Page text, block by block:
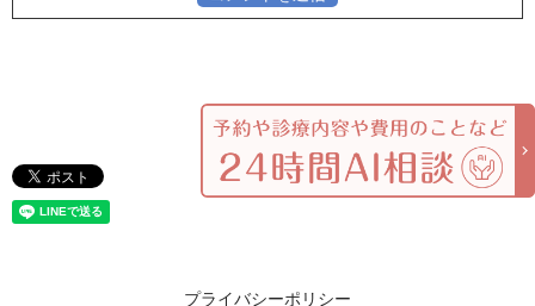
プライバシーポリシー